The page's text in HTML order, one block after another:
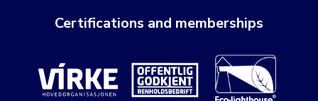
Certifications and memberships